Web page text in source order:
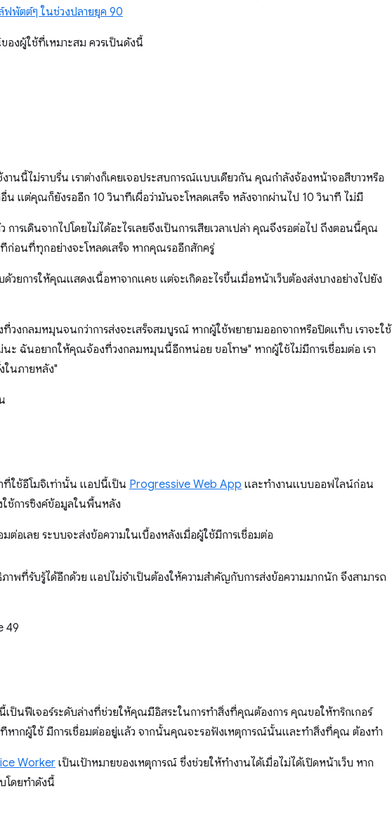
ฟพัตต์ๆ ในช่วงปลายยุค 90
ของผู้ใช้ที่เหมาะสม ควรเป็นดังนี้
นนี้ไม่ราบรื่น เราต่างก็เคยเจอประสบการณ์แบบเดียวกัน คุณกำลังจ้องหน้าจอสีขาวหรือ
แต่คุณก็ยังรออีก 10 วินาทีเผื่อว่ามันจะโหลดเสร็จ หลังจากผ่านไป 10 วินาที ไม่มี
รเดินจากไปโดยไม่ได้อะไรเลยจึงเป็นการเสียเวลาเปล่า คุณจึงรอต่อไป ถึงตอนนี้คุณ
นที่ทุกอย่างจะโหลดเสร็จ หากคุณรออีกสักครู่
วยการให้คุณแสดงเนื้อหาจากแคช แต่จะเกิดอะไรขึ้นเมื่อหน้าเว็บต้องส่งบางอย่างไปยัง
วงกลมหมุนจนกว่าการส่งจะเสร็จสมบูรณ์ หากผู้ใช้พยายามออกจากหรือปิดแท็บ เราจะใช้
นะ ฉันอยากให้คุณจ้องที่วงกลมหมุนนี้อีกหน่อย ขอโทษ" หากผู้ใช้ไม่มีการเชื่อมต่อ เรา
ในภายหลัง"
ที่ใช้อีโมจิเท่านั้น แอปนี้เป็น Progressive Web App และทำงานแบบออฟไลน์ก่อน
ช้การซิงค์ข้อมูลในพื้นหลัง
อเลย ระบบจะส่งข้อความในเบื้องหลังเมื่อผู้ใช้มีการเชื่อมต่อ
พที่รับรู้ได้อีกด้วย แอปไม่จำเป็นต้องให้ความสำคัญกับการส่งข้อความมากนัก จึงสามารถ
49
เป็นฟีเจอร์ระดับล่างที่ช่วยให้คุณมีอิสระในการทำสิ่งที่คุณต้องการ คุณขอให้ทริกเกอร์
หากผู้ใช้ มีการเชื่อมต่ออยู่แล้ว จากนั้นคุณจะรอฟังเหตุการณ์นั้นและทำสิ่งที่คุณ ต้องทำ
Worker เป็นเป้าหมายของเหตุการณ์ ซึ่งช่วยให้ทำงานได้เมื่อไม่ได้เปิดหน้าเว็บ หาก
โดยทำดังนี้